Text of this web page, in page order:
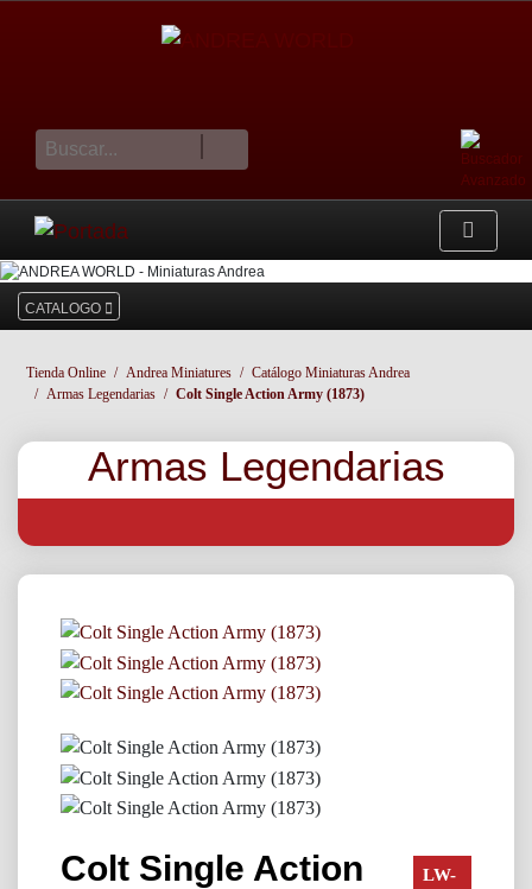
cesta
CATALOGO
Tienda Online Andrea Miniatures
Catálogo Miniaturas Andrea
Armas Legendarias
Colt Single Action Army (1873)
Armas Legendarias
Colt Single Action
LW-